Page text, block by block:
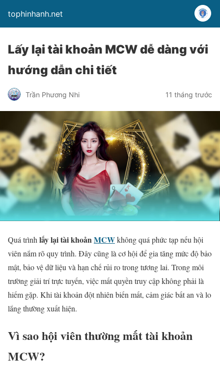
tophinhanh.net
Lấy lại tài khoản MCW dễ dàng với
hướng dẫn chi tiết
Trần Phương Nhi 11 tháng trước
Quá trình lấy lại tài khoảnMCWkhông quá phức tạp nếu hội
viên nắm rõ quy trình. Đây cũng là cơ hội để gia tăng mức độ bảo
mật, bảo vệ dữ liệu và hạn chế rủi ro trong tương lai. Trong môi
trường giải trí trực tuyến, việc mất quyền truy cập không phải là
hiếm gặp. Khi tài khoản đột nhiên biến mất, cảm giác bất an và lo
lắng thường xuất hiện.
Vì sao hội viên thường mất tài khoản
MCW?